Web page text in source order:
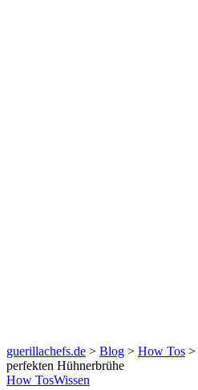
guerillachefs.de > Blog > How Tos >
perfekten Hühnerbrühe
How TosWissen